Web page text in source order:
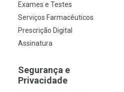
Exames e Testes
Serviços Farmacêuticos
Prescrição Digital
Assinatura
Segurança e
Privacidade